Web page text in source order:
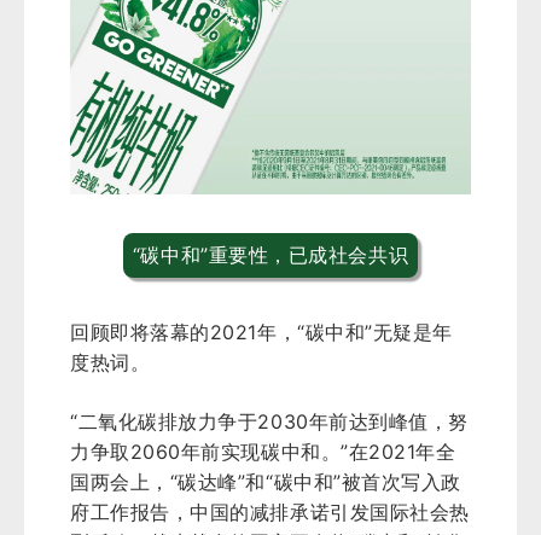
“碳中和”重要性，已成社会共识
回顾即将落幕的2021年，“碳中和”无疑是年
度热词。
“二氧化碳排放力争于2030年前达到峰值，努
力争取2060年前实现碳中和。”在2021年全
国两会上，“碳达峰”和“碳中和”被首次写入政
府工作报告，中国的减排承诺引发国际社会热